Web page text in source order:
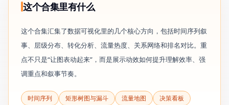
这个合集里有什么
这个合集汇集了数据可视化里的几个核心方向，包括时间序列叙
事、层级分布、转化分析、流量热度、关系网络和排名对比。重
点不只是“让图表动起来”，而是展示动效如何提升理解效率、强
调重点和叙事节奏。
时间序列 矩形树图与漏斗 流量地图 决策看板